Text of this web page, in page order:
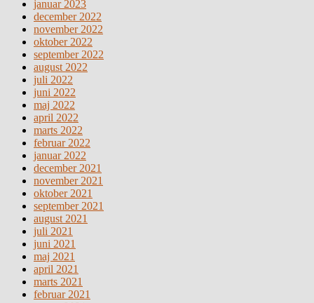
januar 2023
december 2022
november 2022
oktober 2022
september 2022
august 2022
juli 2022
juni 2022
maj 2022
april 2022
marts 2022
februar 2022
januar 2022
december 2021
november 2021
oktober 2021
september 2021
august 2021
juli 2021
juni 2021
maj 2021
april 2021
marts 2021
februar 2021